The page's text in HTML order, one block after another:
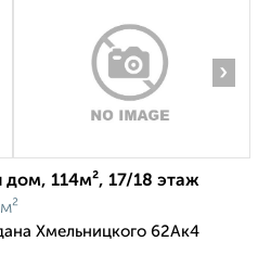
›
114м², 17/18 этаж
Хмельницкого 62Ак4